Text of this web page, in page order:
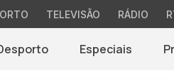
TELEVISÃO RÁDIO
Especiais